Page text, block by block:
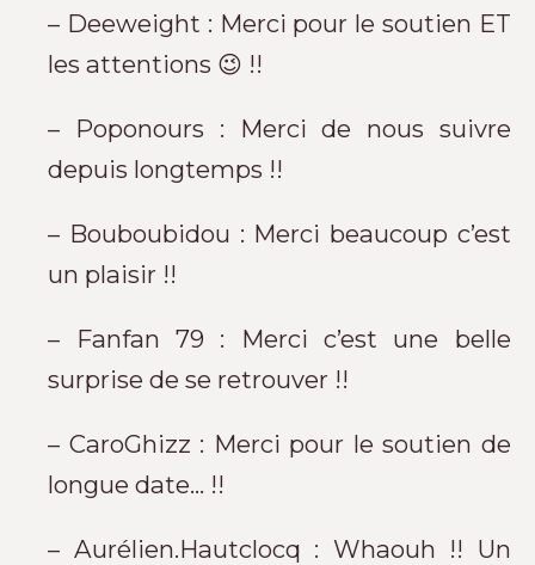
– Deeweight : Merci pour le soutien ET
les attentions 😉 !!
– Poponours : Merci de nous suivre
depuis longtemps !!
– Bouboubidou : Merci beaucoup c’est
un plaisir !!
– Fanfan 79 : Merci c’est une belle
surprise de se retrouver !!
– CaroGhizz : Merci pour le soutien de
longue date… !!
– Aurélien.Hautclocq : Whaouh !! Un